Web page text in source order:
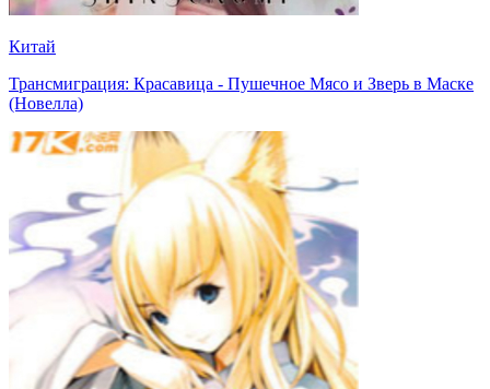
Китай
Трансмиграция: Красавица - Пушечное Мясо и Зверь в Маске
(Новелла)